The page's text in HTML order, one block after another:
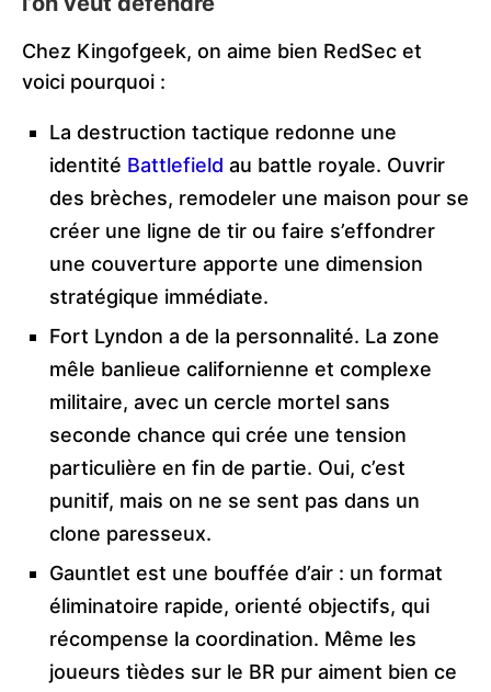
Chez Kingofgeek, on aime bien RedSec et
voici pourquoi :
La destruction tactique redonne une
identité Battlefield au battle royale. Ouvrir
des brèches, remodeler une maison pour se
créer une ligne de tir ou faire s’effondrer
une couverture apporte une dimension
stratégique immédiate.
Fort Lyndon a de la personnalité. La zone
mêle banlieue californienne et complexe
militaire, avec un cercle mortel sans
seconde chance qui crée une tension
particulière en fin de partie. Oui, c’est
punitif, mais on ne se sent pas dans un
clone paresseux.
Gauntlet est une bouffée d’air : un format
éliminatoire rapide, orienté objectifs, qui
récompense la coordination. Même les
joueurs tièdes sur le BR pur aiment bien ce